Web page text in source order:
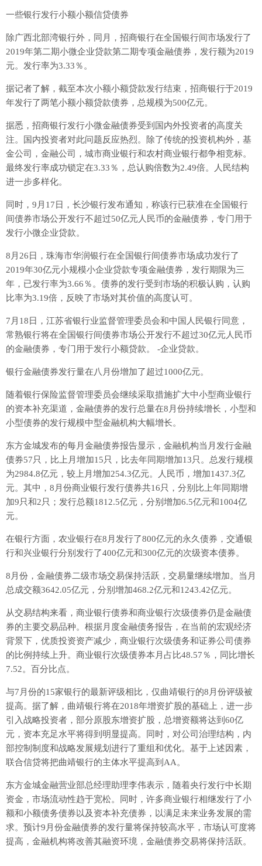
一些银行发行小额小额信贷债券
除广西北部湾银行外，同月，招商银行在全国银行间市场发行了
2019年第二期小微企业贷款第二期专项金融债券，发行额为2019
元。发行率为3.33％。
据记者了解，截至本次小额小额贷款发行结束，招商银行于2019
年发行了两笔小额小额贷款债券，总规模为500亿元。
据悉，招商银行发行小微金融债券受到国内外投资者的高度关
注。国内投资者对此问题反应热烈。除了传统的投资机构外，基
金公司，金融公司，城市商业银行和农村商业银行都争相竞标。
最终发行率成功锁定在3.33％，总认购倍数为2.49倍。人民结构
进一步多样化。
同时，9月17日，长沙银行发布通知，称该行已获准在全国银行
间债券市场公开发行不超过50亿元人民币的金融债券，专门用于
发行小微企业贷款。
8月26日，珠海市华润银行在全国银行间债券市场成功发行了
2019年30亿元小规模小企业贷款专项金融债券，发行期限为三
年，已发行率为3.66％。债券的发行受到市场的积极认购，认购
比率为3.19倍，反映了市场对其价值的高度认可。
7月18日，江苏省银行业监督管理委员会和中国人民银行同意，
常熟银行将在全国银行间债券市场公开发行不超过30亿元人民币
的金融债券，专门用于发行小额贷款。 -企业贷款。
银行金融债券发行量在八月份增加了超过1000亿元。
随着银行保险监督管理委员会继续采取措施扩大中小型商业银行
的资本补充渠道，金融债券的发行总量在8月份持续增长，小型和
小型债券的发行规模中型金融机构大幅增长。
东方金城发布的每月金融债券报告显示，金融机构当月发行金融
债券57只，比上月增加15只，比去年同期增加13只。总发行规模
为2984.8亿元，较上月增加254.3亿元。人民币，增加1437.3亿
元。其中，8月份商业银行发行债券共16只，分别比上年同期增
加9只和2只；发行总额1812.5亿元，分别增加6.5亿元和1004亿
元。
在银行方面，农业银行在8月发行了800亿元的永久债券，交通银
行和兴业银行分别发行了400亿元和300亿元的次级资本债券。
8月份，金融债券二级市场交易保持活跃，交易量继续增加。当月
总成交额3642.05亿元，分别增加468.2亿元和1243.42亿元。
从交易结构来看，商业银行债券和商业银行次级债券仍是金融债
券的主要交易品种。根据月度金融债务报告，在当前的宏观经济
背景下，优质投资资产减少，商业银行次级债务和证券公司债券
的比例持续上升。商业银行次级债券本月占比48.57％，同比增长
7.52。百分比点。
与7月份的15家银行的最新评级相比，仅曲靖银行的8月份评级被
提高。据了解，曲靖银行将在2018年增资扩股的基础上，进一步
引入战略投资者，部分原股东增资扩股，总增资额将达到60亿
元，资本充足水平将得到明显提高。同时，对公司治理结构，内
部控制制度和战略发展规划进行了重组和优化。基于上述因素，
联合信贷将把曲靖银行的主体水平提高到AA。
东方金城金融营业部总经理助理李伟表示，随着央行发行中长期
资金，市场流动性趋于宽松。同时，许多商业银行相继发行了小
额和小额债务债券以及资本补充债券，以满足未来业务发展的需
求。预计9月份金融债券的发行量将保持较高水平，市场认可度将
提高，金融机构将改善其融资环境，金融债券交易将保持活跃。